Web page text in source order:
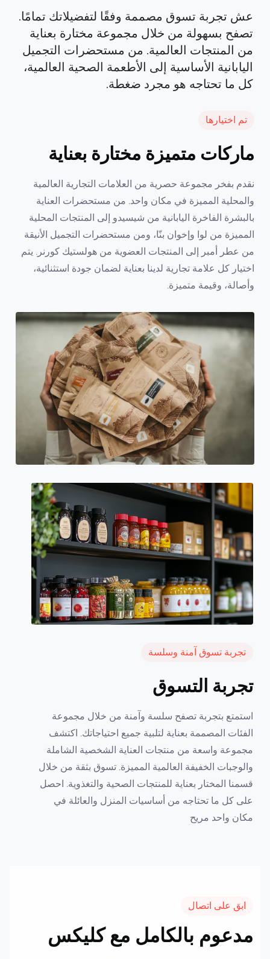
عش تجربة تسوق مصممة وفقًا لتفضيلاتك تمامًا.
تصفح بسهولة من خلال مجموعة مختارة بعناية
من المنتجات العالمية. من مستحضرات التجميل
اليابانية الأساسية إلى الأطعمة الصحية العالمية،
كل ما تحتاجه هو مجرد ضغطة.
تم اختيارها
ماركات متميزة مختارة بعناية
نقدم بفخر مجموعة حصرية من العلامات التجارية العالمية
والمحلية المميزة في مكان واحد. من مستحضرات العناية
بالبشرة الفاخرة اليابانية من شيسيدو إلى المنتجات المحلية
المميزة من لوا وإخوان بنّا، ومن مستحضرات التجميل الأنيقة
من عطر أمبر إلى المنتجات العضوية من هولستيك كورنر. يتم
اختيار كل علامة تجارية لدينا بعناية لضمان جودة استثنائية،
وأصالة، وقيمة متميزة.
تجربة تسوق آمنة وسلسة
تجربة التسوق
استمتع بتجربة تصفح سلسة وآمنة من خلال مجموعة
الفئات المصممة بعناية لتلبية جميع احتياجاتك. اكتشف
مجموعة واسعة من منتجات العناية الشخصية الشاملة
والوجبات الخفيفة العالمية المميزة. تسوق بثقة من خلال
قسمنا المختار بعناية للمنتجات الصحية والتغذوية. احصل
على كل ما تحتاجه من أساسيات المنزل والعائلة في
مكان واحد مريح
ابق على اتصال
مدعوم بالكامل مع كليكس